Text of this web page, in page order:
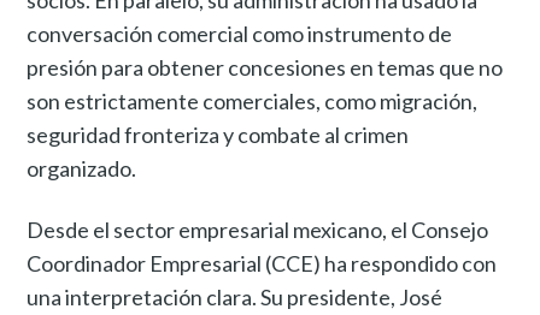
conversación comercial como instrumento de
presión para obtener concesiones en temas que no
son estrictamente comerciales, como migración,
seguridad fronteriza y combate al crimen
organizado.
Desde el sector empresarial mexicano, el Consejo
Coordinador Empresarial (CCE) ha respondido con
una interpretación clara. Su presidente, José